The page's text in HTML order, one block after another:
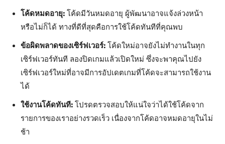
โค้ดหมดอายุ: โค้ดมีวันหมดอายุ ผู้พัฒนาอาจแจ้งล่วงหน้า
หรือไม่ก็ได้ ทางที่ดีที่สุดคือการใช้โค้ดทันทีที่คุณพบ
ข้อผิดพลาดของเซิร์ฟเวอร์: โค้ดใหม่อาจยังไม่ทำงานในทุก
เซิร์ฟเวอร์ทันที ลองปิดเกมแล้วเปิดใหม่ ซึ่งจะพาคุณไปยัง
เซิร์ฟเวอร์ใหม่ที่อาจมีการอัปเดตเกมที่โค้ดจะสามารถใช้งาน
ได้
ใช้งานโค้ดทันที: โปรดตรวจสอบให้แน่ใจว่าได้ใช้โค้ดจาก
รายการของเราอย่างรวดเร็ว เนื่องจากโค้ดอาจหมดอายุในไม่
ช้า